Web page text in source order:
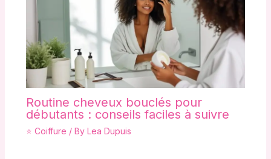
Routine cheveux bouclés pour
débutants : conseils faciles à suivre
⭐ Coiffure / By Lea Dupuis